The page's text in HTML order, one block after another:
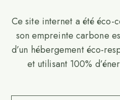
Ce site internet a été
son empreinte carbone
d’un hébergement éco-
et utilisant 100%